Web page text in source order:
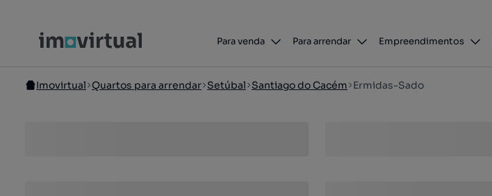
Para venda Para arrendar Empreendimentos
Imovirtual Quartos para arrendar Setúbal Santiago do Cacém Ermidas-Sado